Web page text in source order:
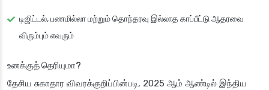
டிஜிட்டல், பணமில்லா மற்றும் தொந்தரவு இல்லாத காப்பீட்டு ஆதரவை
விரும்பும் எவரும்
உனக்குத் தெரியுமா?
தேசிய சுகாதார விவரக்குறிப்பின்படி, 2025 ஆம் ஆண்டில் இந்திய